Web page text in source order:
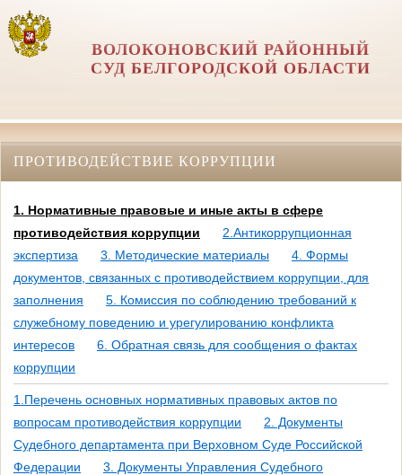
ВОЛОКОНОВСКИЙ РАЙОННЫЙ
СУД БЕЛГОРОДСКОЙ ОБЛАСТИ
ПРОТИВОДЕЙСТВИЕ КОРРУПЦИИ
1. Нормативные правовые и иные акты в сфере
противодействия коррупции
2.Антикоррупционная
экспертиза
3. Методические материалы
4. Формы
документов, связанных с противодействием коррупции, для
заполнения
5. Комиссия по соблюдению требований к
служебному поведению и урегулированию конфликта
интересов
6. Обратная связь для сообщения о фактах
коррупции
1.Перечень основных нормативных правовых актов по
вопросам противодействия коррупции
2. Документы
Судебного департамента при Верховном Суде Российской
Федерации
3. Документы Управления Судебного